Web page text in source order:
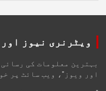
ویٹرنری نیوز اور
بہترین معلومات کی
اور ویوز"، ویب سائٹ پر